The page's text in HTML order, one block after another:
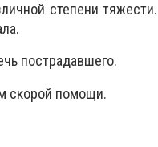
степени тяжести.
пострадавшего.
скорой помощи.